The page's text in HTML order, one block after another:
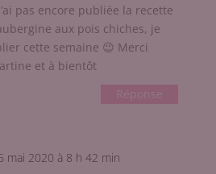
pas encore publiée la recette
aux pois chiches, je
cette semaine 😉 Merci
et à bientôt
Réponse
mai 2020 à 8 h 42 min